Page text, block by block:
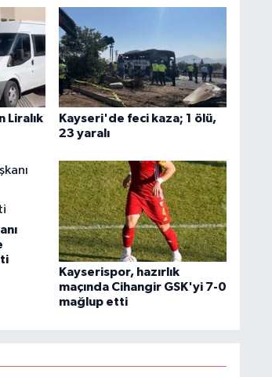
Liralık
Kayseri'de feci kaza; 1 ölü,
23 yaralı
Kayserispor, hazırlık
maçında Cihangir GSK'yi 7-0
mağlup etti